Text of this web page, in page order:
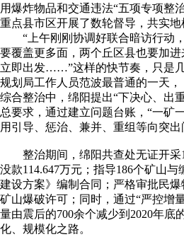
用爆炸物品和交通违法“五项专项整
重点县市区开展了数轮督导，共实地
“上午刚刚协调好联合暗访行动
要覆盖更多面，两个丘区县也要加
立即出发……”这样的快节奏，只是
规划局工作人员范波最普通的一天
综合整治中，绵阳提出“下决心、出
总要求，通过建立问题台账，“一矿
用引导、惩治、兼并、重组等向突出
整治期间，绵阳共查处无证开采
没款114.647万元；指导186个矿山
建设方案》编制合同；严格审批民
矿山爆破许可；同时，通过“严控增
量由震后的700余个减少到2020年底
化、规模化之路。